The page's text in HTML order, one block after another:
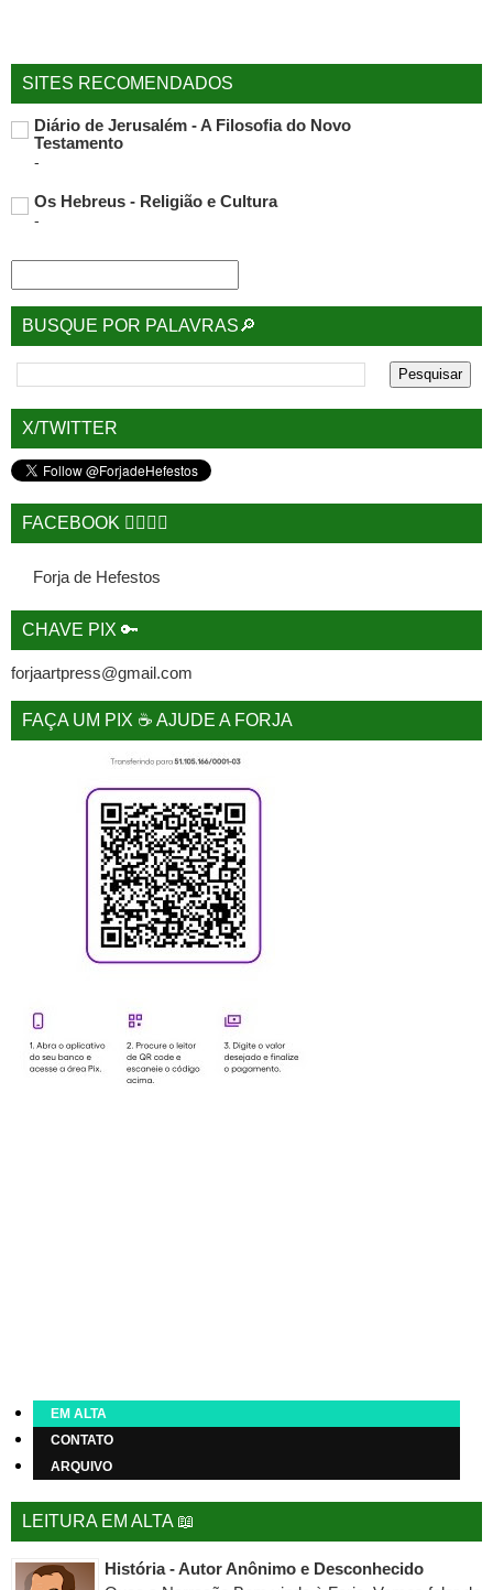
SITES RECOMENDADOS
Diário de Jerusalém - A Filosofia do Novo
Testamento
-
Os Hebreus - Religião e Cultura
-
BUSQUE POR PALAVRAS🔎
X/TWITTER
FACEBOOK 🙋‍♂️🙋‍♀️
Forja de Hefestos
CHAVE PIX 🔑
forjaartpress@gmail.com
FAÇA UM PIX ☕ AJUDE A FORJA
EM ALTA
CONTATO
ARQUIVO
LEITURA EM ALTA 📖
História - Autor Anônimo e Desconhecido